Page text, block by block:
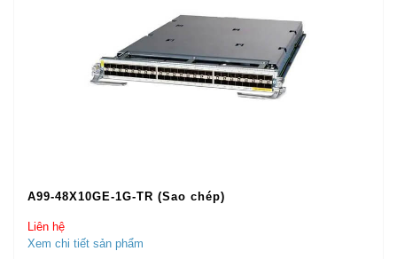
A99-48X10GE-1G-TR (Sao chép)
Liên hệ
Xem chi tiết sản phẩm